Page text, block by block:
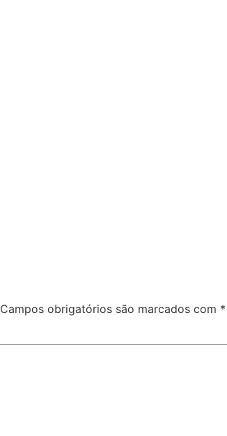
Campos obrigatórios são marcados com *